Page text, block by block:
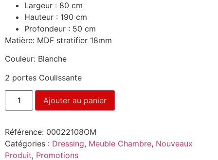
Largeur : 80 cm
Hauteur : 190 cm
Profondeur : 50 cm
Matière: MDF stratifier 18mm
Couleur: Blanche
2 portes Coulissante
Ajouter au panier
Référence: 00022108OM
Catégories : Dressing, Meuble Chambre, Nouveaux
Produit, Promotions